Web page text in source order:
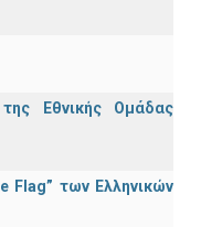
Εθνικής Ομάδας
Flag” των Ελληνικών